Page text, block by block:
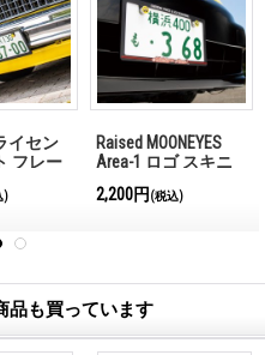
イセン
フレー
)
Raised MOONEYES
Area-1 ロゴ スキニ
ート フレーム
2,200円 (税込)
品も買っています